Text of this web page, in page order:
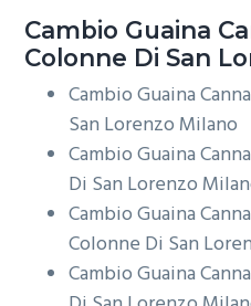
Cambio Guaina
Colonne Di San
Cambio Guaina
San Lorenzo Milano
Cambio Guaina
Di San Lorenzo
Cambio Guaina
Colonne Di San
Cambio Guaina